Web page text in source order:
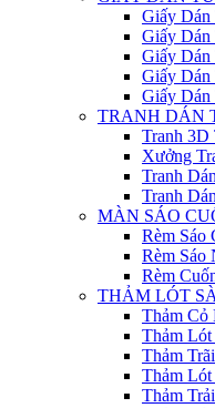
Giấy
Giấy
Giấy Dán
Giấy Dán
Giấy Dán
TRANH DÁN
Tranh 3D
Xưởng
Tranh
Tranh
MÀN SÁO
Rèm Sáo
Rèm Sáo
Rèm
THẢM LÓT
Thảm Cỏ
Thảm
Thảm
Thảm
Thảm